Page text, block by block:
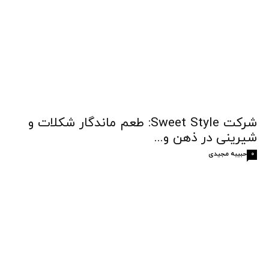
شرکت Sweet Style: طعم ماندگار شکلات و
شیرینی در ذهن و...
حبیبه مجیدی 0